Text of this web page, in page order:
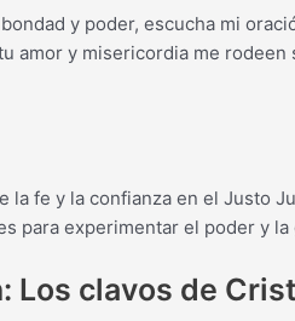
y poder, escucha mi
amor y misericordia me
la fe y la confianza en el Justo
para experimentar el poder y la
Los clavos de